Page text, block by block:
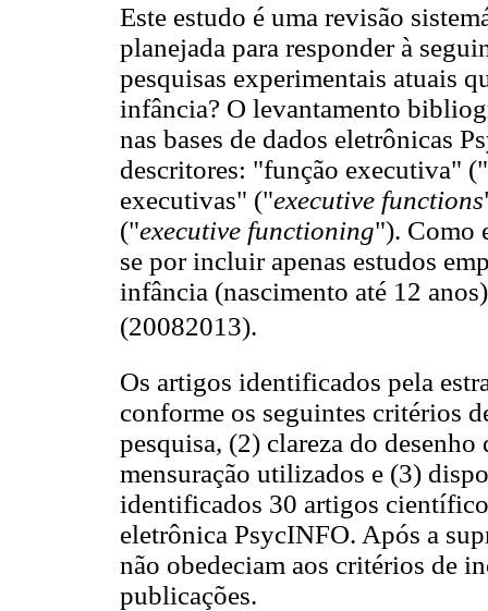
Este estudo é uma revisão
planejada para responder à
pesquisas experimentais atuais
infância? O levantamento
nas bases de dados eletrônicas
descritores: "função executiva" ("
executivas" ("executive functions
("executive functioning"). Como
se por incluir apenas estudos
infância (nascimento até 12
(20082013).
Os artigos identificados pela
conforme os seguintes critérios
pesquisa, (2) clareza do
mensuração utilizados e (3)
identificados 30 artigos
eletrônica PsycINFO. Após a
não obedeciam aos critérios de
publicações.